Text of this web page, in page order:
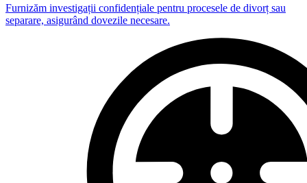
Furnizăm investigații confidențiale pentru procesele de divorț sau
separare, asigurând dovezile necesare.